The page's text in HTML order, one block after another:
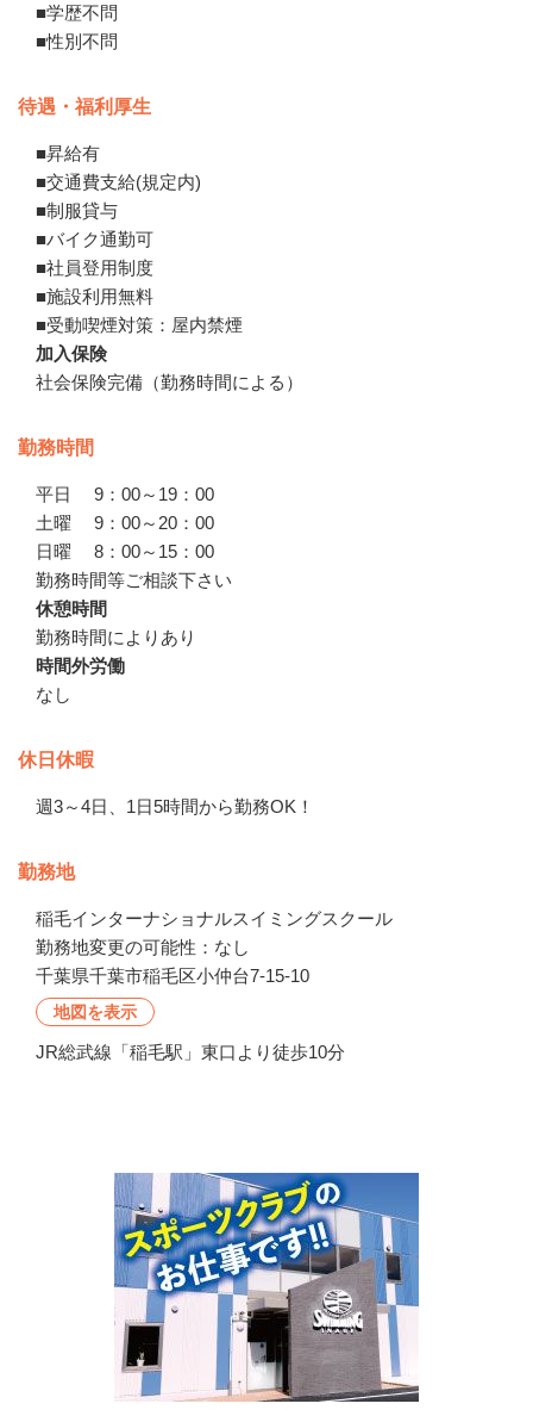
■学歴不問
■性別不問
待遇・福利厚生
■昇給有
■交通費支給(規定内)
■制服貸与
■バイク通勤可
■社員登用制度
■施設利用無料
■受動喫煙対策：屋内禁煙
加入保険
社会保険完備（勤務時間による）
勤務時間
平日　 9：00～19：00
土曜　 9：00～20：00
日曜　 8：00～15：00
勤務時間等ご相談下さい
休憩時間
勤務時間によりあり
時間外労働
なし
休日休暇
週3～4日、1日5時間から勤務OK！
勤務地
稲毛インターナショナルスイミングスクール
勤務地変更の可能性：なし
千葉県千葉市稲毛区小仲台7-15-10
地図を表示
JR総武線「稲毛駅」東口より徒歩10分